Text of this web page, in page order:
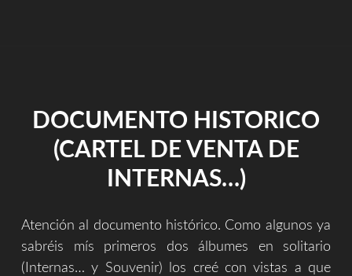
DOCUMENTO HISTORICO
(CARTEL DE VENTA DE
INTERNAS…)
Atención al documento histórico. Como algunos ya
sabréis mís primeros dos álbumes en solitario
(Internas… y Souvenir) los creé con vistas a que